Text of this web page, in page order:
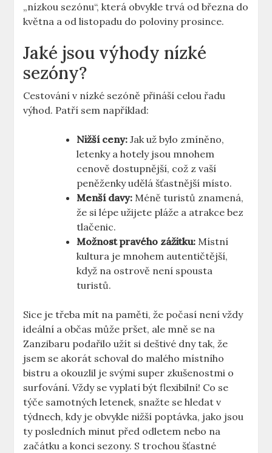
„nízkou sezónu“, která obvykle trvá od března do
května a od listopadu do poloviny prosince.
Jaké jsou výhody nízké
sezóny?
Cestování v nízké sezóně přináší celou řadu
výhod. Patří sem například:
Nižší ceny: Jak už bylo zmíněno,
letenky a hotely jsou mnohem
cenově dostupnější, což z vaší
peněženky udělá šťastnější místo.
Menší davy: Méně turistů znamená,
že si lépe užijete pláže a atrakce bez
tlačenic.
Možnost pravého zážitku: Místní
kultura je mnohem autentičtější,
když na ostrově není spousta
turistů.
Sice je třeba mít na paměti, že počasí není vždy
ideální a občas může pršet, ale mně se na
Zanzibaru podařilo užít si deštivé dny tak, že
jsem se akorát schoval do malého místního
bistru a okouzlil je svými super zkušenostmi o
surfování. Vždy se vyplatí být flexibilní! Co se
týče samotných letenek, snažte se hledat v
týdnech, kdy je obvykle nižší poptávka, jako jsou
ty posledních minut před odletem nebo na
začátku a konci sezony. S trochou šťastné